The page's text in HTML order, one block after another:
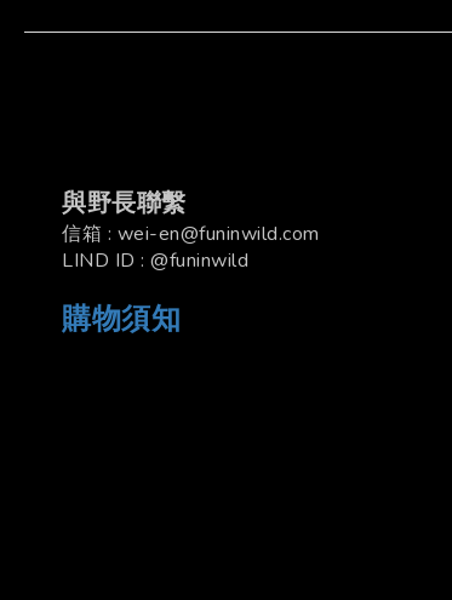
與野長聯繫
信箱 : wei-en@funinwild.com
LIND ID : @funinwild
購物須知